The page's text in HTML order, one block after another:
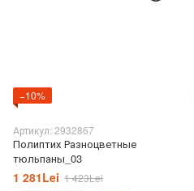
−10%
Артикул: 2932867
Полиптих Разноцветные
тюльпаны_03
1 281Lei 1 423Lei